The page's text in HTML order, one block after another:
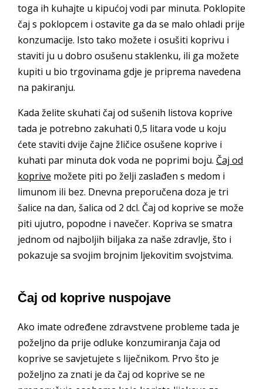
toga ih kuhajte u kipućoj vodi par minuta. Poklopite
čaj s poklopcem i ostavite ga da se malo ohladi prije
konzumacije. Isto tako možete i osušiti koprivu i
staviti ju u dobro osušenu staklenku, ili ga možete
kupiti u bio trgovinama gdje je priprema navedena
na pakiranju.
Kada želite skuhati čaj od sušenih listova koprive
tada je potrebno zakuhati 0,5 litara vode u koju
ćete staviti dvije čajne žličice osušene koprive i
kuhati par minuta dok voda ne poprimi boju. Čaj od
koprive možete piti po želji zaslađen s medom i
limunom ili bez. Dnevna preporučena doza je tri
šalice na dan, šalica od 2 dcl. Čaj od koprive se može
piti ujutro, popodne i navečer. Kopriva se smatra
jednom od najboljih biljaka za naše zdravlje, što i
pokazuje sa svojim brojnim ljekovitim svojstvima.
Čaj od koprive nuspojave
Ako imate određene zdravstvene probleme tada je
poželjno da prije odluke konzumiranja čaja od
koprive se savjetujete s liječnikom. Prvo što je
poželjno za znati je da čaj od koprive se ne